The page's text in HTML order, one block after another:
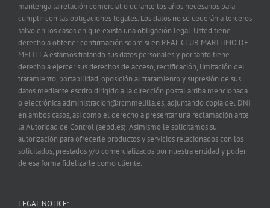
mantenga la relación comercial o durante los años necesarios para
cumplir con las obligaciones legales. Los datos no se cederán a terceros
salvo en los casos en que exista una obligación legal. Usted tiene
derecho a obtener confirmación sobre si en REAL CLUB MARITIMO DE
MELILLA estamos tratando sus datos personales y por tanto tiene
derecho a ejercer sus derechos de acceso, rectificación, limitación del
tratamiento, portabilidad, oposición al tratamiento y supresión de sus
datos mediante escrito dirigido a la dirección postal arriba mencionada
o electrónica administracion@rcmmelilla.es, adjuntando copia del DNI
en ambos casos, así como el derecho a presentar una reclamación ante
la Autoridad de Control (aepd.es). Asimismo le solicitamos su
autorización para ofrecerle productos y servicios relacionados con los
solicitados, prestados y/o comercializados por nuestra entidad y poder
de esa forma fidelizarle como cliente.
LEGAL NOTICE: